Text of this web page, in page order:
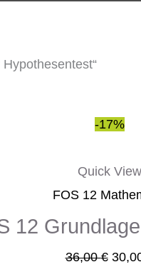
-17%
Quick View
FOS 12
12
36,00€
war: